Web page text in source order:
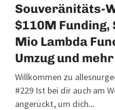
Souveränitäts-
$110M Funding,
Mio Lambda
Umzug und
Willkommen zu
#229 Ist bei dir auch am
angerückt, um dich...